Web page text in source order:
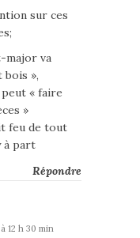
sur ces
major va
»,
peut « faire
»
feu de tout
à part
Répondre
12 h 30 min